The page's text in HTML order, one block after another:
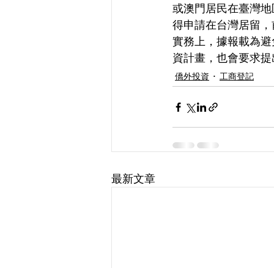
或澳門居民在臺灣
得申請在台灣居留
實務上，據報載為
資計畫，也會要求
僑外投資 工商登記
最新文章